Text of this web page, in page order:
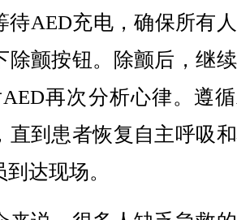
待AED充电，确保所有
除颤按钮。除颤后，继
再次分析心律。遵
直到患者恢复自主呼吸
达现场。